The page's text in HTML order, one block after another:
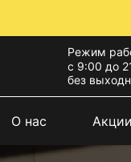
Режим
с 9:00 до
без
О нас Акции